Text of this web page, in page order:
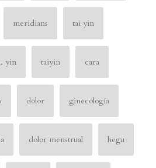
meridians tai yin
yin taiyin cara
dolor ginecología
dolor menstrual hegu